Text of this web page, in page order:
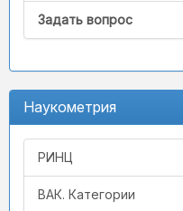
Задать вопрос
Наукометрия
РИНЦ
ВАК. Категории